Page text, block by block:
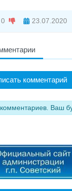
0 23.07.2020
комментарий
Ваш